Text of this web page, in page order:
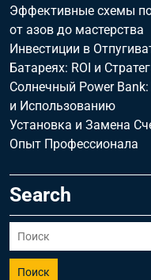
Эффективные схемы
от азов до мастерства
Инвестиции в
Батареях: ROI и
Солнечный Power
и Использованию
Установка и Замена
Опыт Профессионала
Search
Поиск